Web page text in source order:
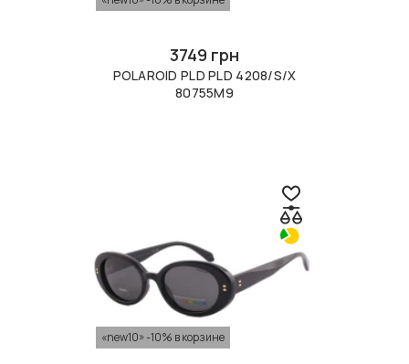
3749 грн
POLAROID PLD PLD 4208/S/X
80755M9
«new10» -10% в корзине